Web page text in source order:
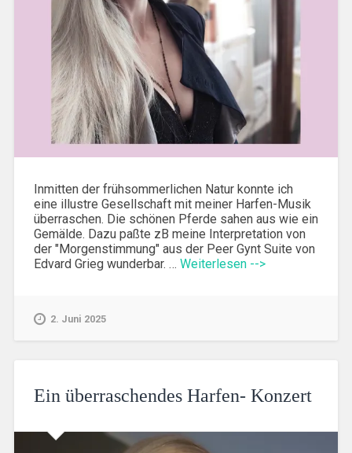
Inmitten der frühsommerlichen Natur konnte ich
eine illustre Gesellschaft mit meiner Harfen-Musik
überraschen. Die schönen Pferde sahen aus wie ein
Gemälde. Dazu paßte zB meine Interpretation von
der "Morgenstimmung" aus der Peer Gynt Suite von
Edvard Grieg wunderbar. … Weiterlesen -->
2. Juni 2025
Ein überraschendes Harfen- Konzert